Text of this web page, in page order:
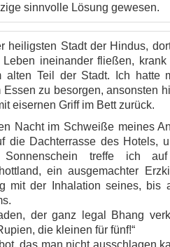
sinnvolle Lösung gewesen.
heiligsten Stadt der Hindus,
ineinander fließen,
alten Teil der Stadt. Ich hatte
zu besorgen, ansonsten
eisernen Griff im Bett zurück.
Nacht im Schweiße meines
die Dachterrasse des Hotels,
treffe ich
ein ausgemachter
mit der Inhalation seines, bis
der ganz legal Bhang
die kleinen für fünf!“
das man nicht ausschlagen